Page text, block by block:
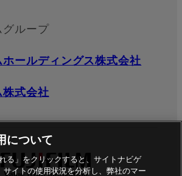
ループ
ールディングス株式会社
式会社
について
る」をクリックすると、サイトナビゲ
サイトの使用状況を分析し、弊社のマー